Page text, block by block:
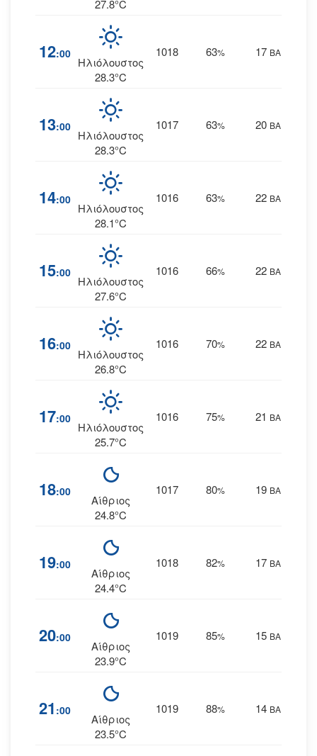
27.8°C
12:00
Ηλιόλουστος
28.3°C
1018 63% 17 ΒΑ
13:00
Ηλιόλουστος
28.3°C
1017 63% 20 ΒΑ
14:00
Ηλιόλουστος
28.1°C
1016 63% 22 ΒΑ
15:00
Ηλιόλουστος
27.6°C
1016 66% 22 ΒΑ
16:00
Ηλιόλουστος
26.8°C
1016 70% 22 ΒΑ
17:00
Ηλιόλουστος
25.7°C
1016 75% 21 ΒΑ
18:00
Αίθριος
24.8°C
1017 80% 19 ΒΑ
19:00
Αίθριος
24.4°C
1018 82% 17 ΒΑ
20:00
Αίθριος
23.9°C
1019 85% 15 ΒΑ
21 :00
Αίθριος
23.5°C
1019 88% 14 ΒΑ